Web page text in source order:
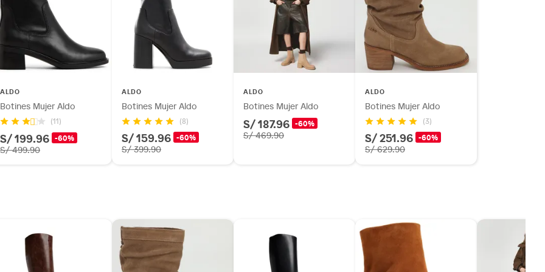
4 cm)
baño con señales de uso, sin empaques, etiquetas o
ALDO
Botines Mujer Aldo
(11)
S/ 199.96 -60%
S/ 499.90
ALDO
Botines Mujer Aldo
(8)
S/ 159.96 -60%
S/ 399.90
ALDO
Botines Mujer Aldo
S/ 187.96 -60%
S/ 469.90
ALDO
Botines Mujer Aldo
(3)
S/ 251.96 -60%
S/ 629.90